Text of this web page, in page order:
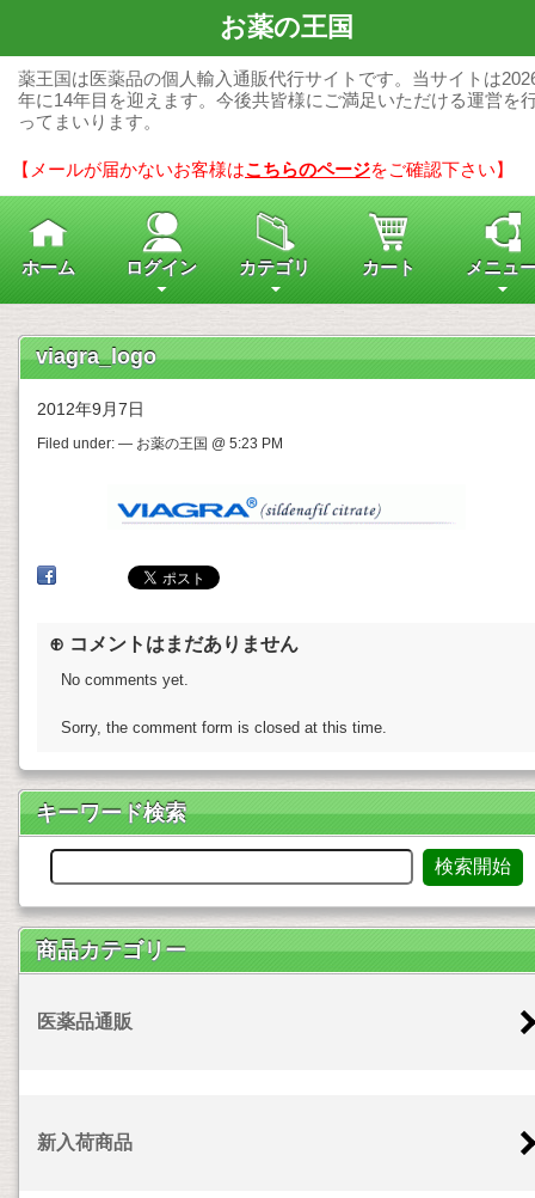
お薬の王国
薬王国は医薬品の個人輸入通販代行サイトです。当サイトは
年に14年目を迎えます。今後共皆様にご満足いただける運営を
ってまいります。
【メールが届かないお客様はこちらのページをご確認下さい】
ホーム ログイン カテゴリ カート メニュ
viagra_logo
2012年9月7日
Filed under: — お薬の王国 @ 5:23 PM
⊕ コメントはまだありません
No comments yet.
Sorry, the comment form is closed at this time.
キーワード検索
商品カテゴリー
医薬品通販
新入荷商品